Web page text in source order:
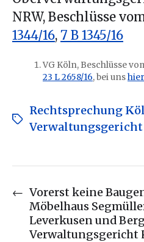
NRW, Beschlüsse
1344/16,7 B 1345/16
VG Köln, Beschlüsse
23 L 2658/16, bei unshier
Rechtsprechung
← Vorerst keine
Möbelhaus
Leverkusen und
Verwaltungsgericht